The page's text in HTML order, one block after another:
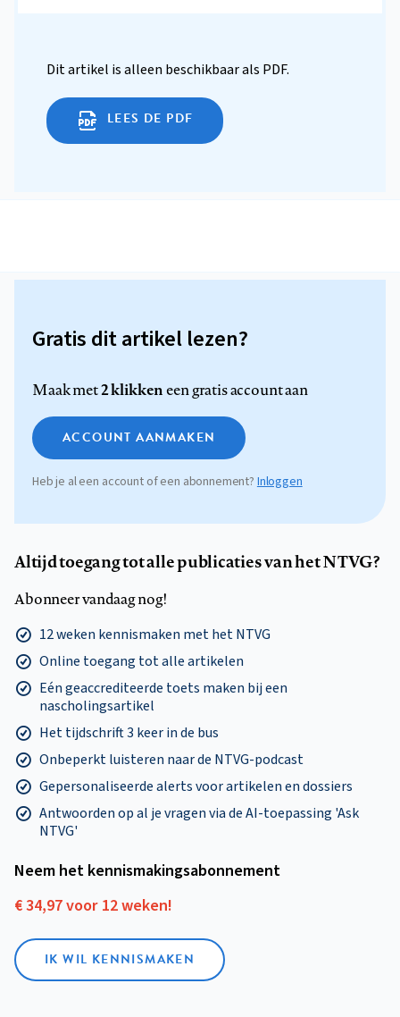
Dit artikel is alleen beschikbaar als PDF.
LEES DE PDF
Gratis dit artikel lezen?
Maak met2 klikkeneen gratis account aan
ACCOUNT AANMAKEN
Heb je al een account of een abonnement? Inloggen
Altijd toegang tot alle publicaties van het NTVG?
Abonneer vandaag nog!
12 weken kennismaken met het NTVG
Online toegang tot alle artikelen
Eén geaccrediteerde toets maken bij een
nascholingsartikel
Het tijdschrift 3 keer in de bus
Onbeperkt luisteren naar de NTVG-podcast
Gepersonaliseerde alerts voor artikelen en dossiers
Antwoorden op al je vragen via de AI-toepassing 'Ask
NTVG'
Neem het kennismakings­abonnement
€ 34,97 voor 12 weken!
IK WIL KENNISMAKEN